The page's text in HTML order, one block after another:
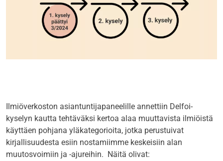
Ilmiöverkoston asiantuntijapaneelille annettiin Delfoi-
kyselyn kautta tehtäväksi kertoa alaa muuttavista ilmiöistä
käyttäen pohjana yläkategorioita, jotka perustuivat
kirjallisuudesta esiin nostamiimme keskeisiin alan
muutosvoimiin ja -ajureihin. Näitä olivat: